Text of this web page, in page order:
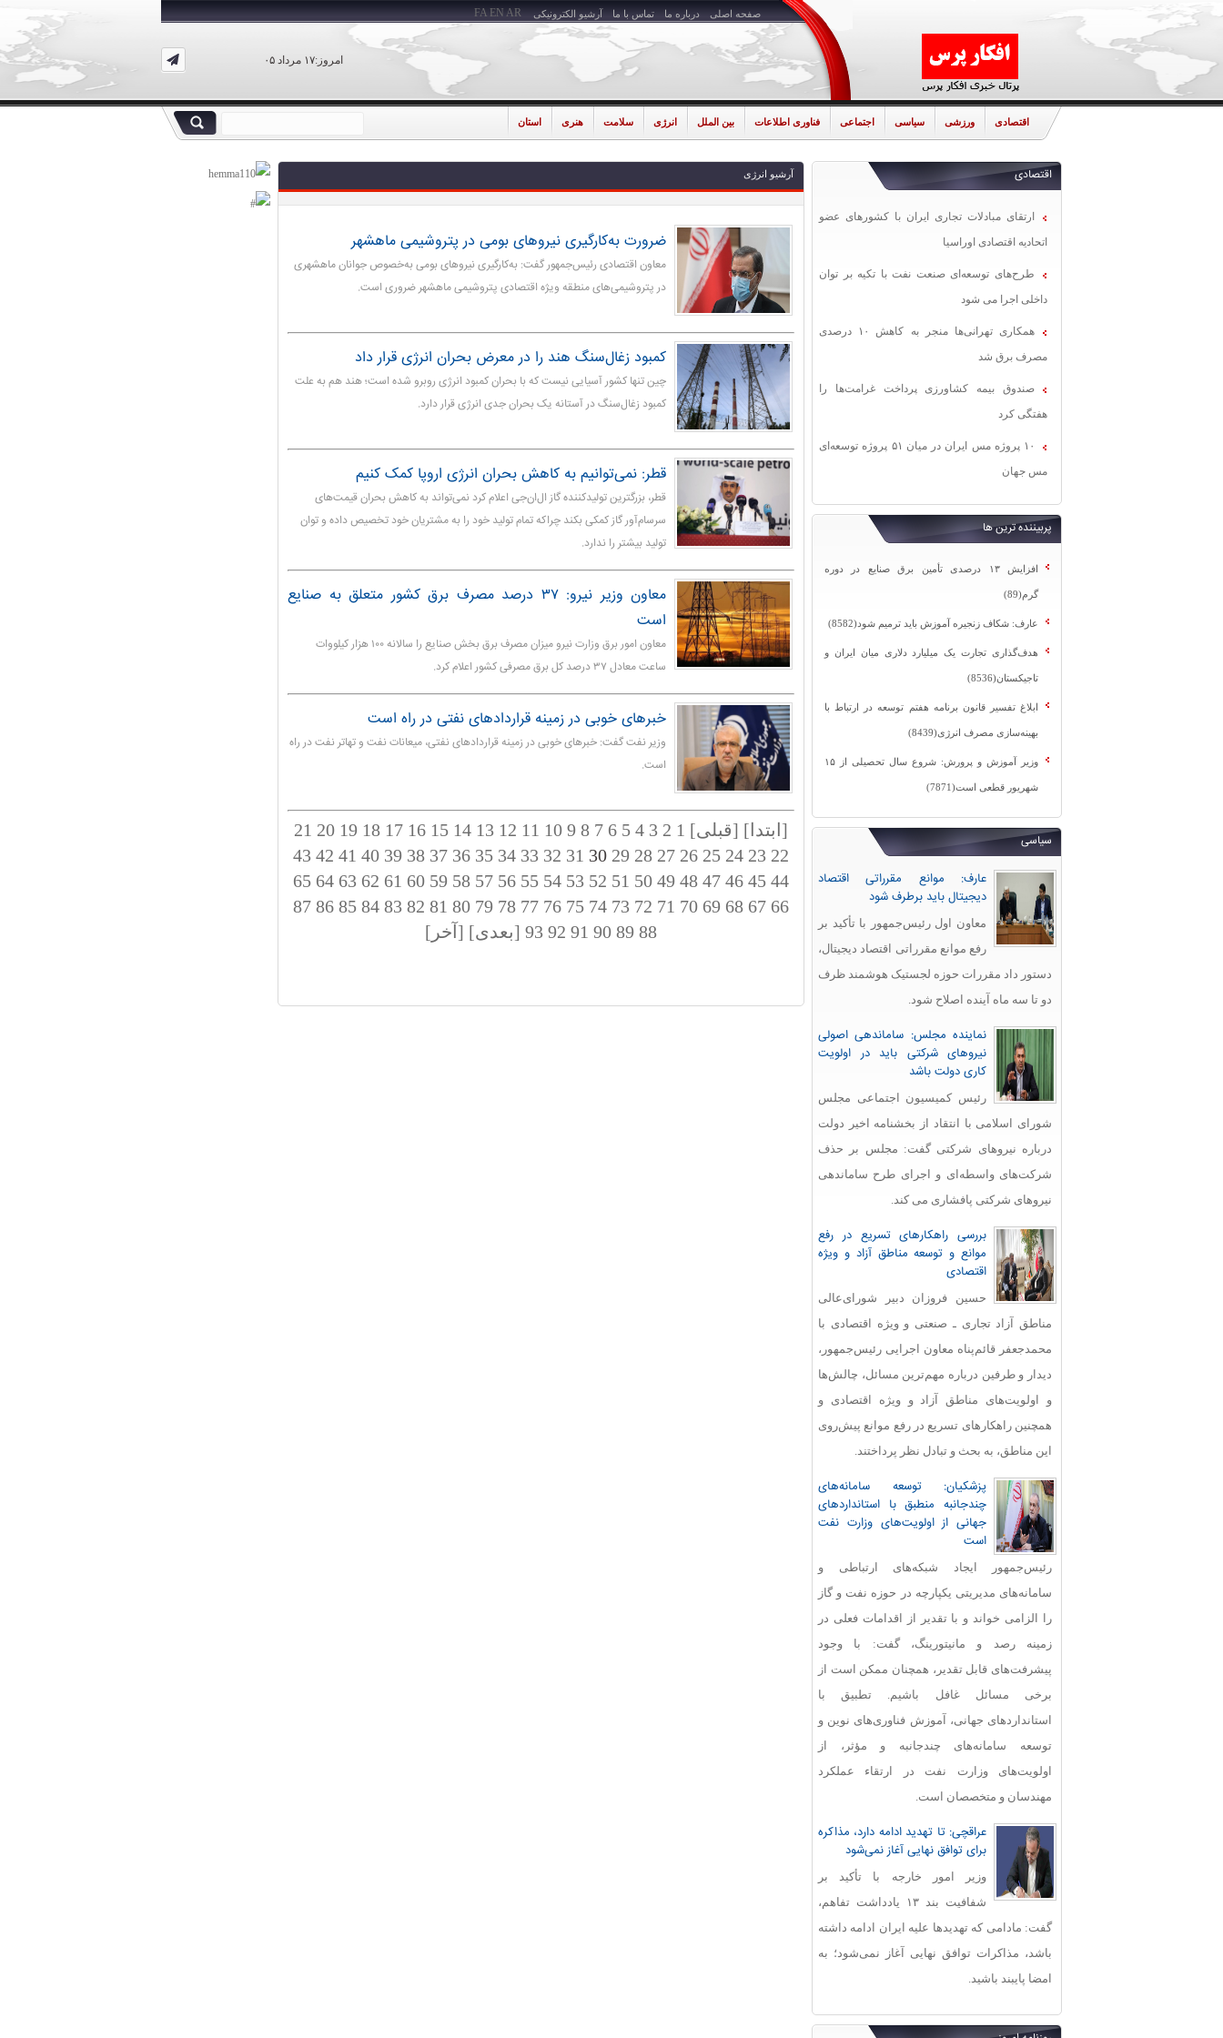
صفحه اصلی درباره ما تماس با ما آرشیو الکترونیکی
امروز:۱۷ مرداد ۰۵
FA EN AR
اقتصادی ورزشی سیاسی اجتماعی فناوری اطلاعات بین الملل انرژی سلامت هنری استان
اقتصادی
ارتقای مبادلات تجاری ایران با کشورهای عضو
اتحادیه اقتصادی اوراسیا
طرح‌های توسعه‌ای صنعت نفت با تکیه بر توان
داخلی اجرا می شود
همکاری تهرانی‌ها منجر به کاهش ۱۰ درصدی
مصرف برق شد
صندوق بیمه کشاورزی پرداخت غرامت‌ها را
هفتگی کرد
۱۰ پروژه مس ایران در میان ۵۱ پروژه توسعه‌ای
مس جهان
پربیننده ترین ها
افزایش ۱۳ درصدی تأمین برق صنایع در دوره
گرم(89)
عارف: شکاف زنجیره آموزش باید ترمیم شود(8582)
هدف‌گذاری تجارت یک میلیارد دلاری میان ایران و
تاجیکستان(8536)
ابلاغ تفسیر قانون برنامه هفتم توسعه در ارتباط با
بهینه‌سازی مصرف انرژی(8439)
وزیر آموزش و پرورش: شروع سال تحصیلی از ۱۵
شهریور قطعی است(7871)
سیاسی
عارف: موانع مقرراتی اقتصاد
دیجیتال باید برطرف شود
معاون اول رئیس‌جمهور با تأکید بر
رفع موانع مقرراتی اقتصاد دیجیتال،
دستور داد مقررات حوزه لجستیک هوشمند ظرف
دو تا سه ماه آینده اصلاح شود.
نماینده مجلس: ساماندهی اصولی
نیروهای شرکتی باید در اولویت
کاری دولت باشد
رئیس کمیسیون اجتماعی مجلس
شورای اسلامی با انتقاد از بخشنامه اخیر دولت
درباره نیروهای شرکتی گفت: مجلس بر حذف
شرکت‌های واسطه‌ای و اجرای طرح ساماندهی
نیروهای شرکتی پافشاری می کند.
بررسی راهکارهای تسریع در رفع
موانع و توسعه مناطق آزاد و ویژه
اقتصادی
حسین فروزان دبیر شورای‌عالی
مناطق آزاد تجاری ـ صنعتی و ویژه اقتصادی با
محمدجعفر قائم‌پناه معاون اجرایی رئیس‌جمهور،
دیدار و طرفین درباره مهم‌ترین مسائل، چالش‌ها
و اولویت‌های مناطق آزاد و ویژه اقتصادی و
همچنین راهکارهای تسریع در رفع موانع پیش‌روی
این مناطق، به بحث و تبادل نظر پرداختند.
پزشکیان: توسعه سامانه‌های
چندجانبه منطبق با استانداردهای
جهانی از اولویت‌های وزارت نفت
است
رئیس‌جمهور ایجاد شبکه‌های ارتباطی و
سامانه‌های مدیریتی یکپارچه در حوزه نفت و گاز
را الزامی خواند و با تقدیر از اقدامات فعلی در
زمینه رصد و مانیتورینگ، گفت: با وجود
پیشرفت‌های قابل‌ تقدیر، همچنان ممکن است از
برخی مسائل غافل باشیم. تطبیق با
استانداردهای جهانی، آموزش فناوری‌های نوین و
توسعه سامانه‌های چندجانبه و مؤثر، از
اولویت‌های وزارت نفت در ارتقاء عملکرد
مهندسان و متخصصان است.
عراقچی: تا تهدید ادامه دارد، مذاکره
برای توافق نهایی آغاز نمی‌شود
وزیر امور خارجه با تأکید بر
شفافیت بند ۱۳ یادداشت تفاهم،
گفت: مادامی که تهدیدها علیه ایران ادامه داشته
باشد، مذاکرات توافق نهایی آغاز نمی‌شود؛ به
امضا پایبند باشید.
آرشیو انرژی
ضرورت به‌کارگیری نیروهای بومی در پتروشیمی ماهشهر
معاون اقتصادی رئیس‌جمهور گفت: به‌کارگیری نیروهای بومی به‌خصوص جوانان ماهشهری
در پتروشیمی‌های منطقه ویژه اقتصادی پتروشیمی ماهشهر ضروری است.
کمبود زغال‌سنگ هند را در معرض بحران انرژی قرار داد
چین تنها کشور آسیایی نیست که با بحران کمبود انرژی روبرو شده است؛ هند هم به علت
کمبود زغال‌سنگ در آستانه یک بحران جدی انرژی قرار دارد.
قطر: نمی‌توانیم به کاهش بحران انرژی اروپا کمک کنیم
قطر، بزرگترین تولیدکننده گاز ال‌ان‌جی اعلام کرد نمی‌تواند به کاهش بحران قیمت‌های
سرسام‌آور گاز کمکی بکند چراکه تمام تولید خود را به مشتریان خود تخصیص داده و توان
تولید بیشتر را ندارد.
معاون وزیر نیرو: ۳۷ درصد مصرف برق کشور متعلق به صنایع
است
معاون امور برق وزارت نیرو میزان مصرف برق بخش صنایع را سالانه ۱۰۰ هزار کیلووات
ساعت معادل ۳۷ درصد کل برق مصرفی کشور اعلام کرد.
خبرهای خوبی در زمینه قراردادهای نفتی در راه است
وزیر نفت گفت: خبرهای خوبی در زمینه قراردادهای نفتی، میعانات نفت و تهاتر نفت در راه
است.
[ابتدا] [قبلی] 1
2
3
4
5
6
7
8
9
10
11
12
13
14
15
16
17
18
19
20
21
22
23
24
25
26
27
28
29
31
32
33
34
35
36
37
38
39
40
41
42
43
44
45
46
47
48
49
50
51
52
53
54
55
56
57
58
59
60
61
62
63
64
65
66
67
68
69
70
71
72
73
74
75
76
77
78
79
80
81
82
83
84
85
86
87
88
89
90
91
92
93 [بعدی] [آخر]